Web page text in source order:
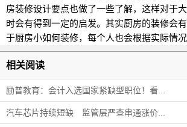
房装修设计要点也做了一些了解，这样对于
时会有得到一定的启发。其实厨房的装修会
于厨房小如何装修，每个人也会根据实际情况
相关阅读
励普教育：会计入选国家紧缺型职位！看...
汽车芯片持续短缺 监管层严查串通涨价...